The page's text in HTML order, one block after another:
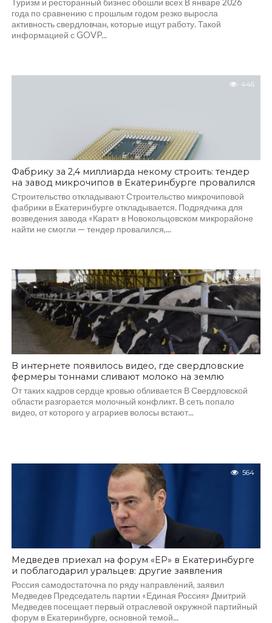
Туризм и ресторанный бизнес обошли всех В январе 2026
года по сравнению с прошлым годом резко выросла
активность свердловчан, которые ищут работу. Такой
информацией с GOVP...
446
Фабрику за 2,4 миллиарда некому строить: тендер
на завод микрочипов в Екатеринбурге провалился
Строительство откладывают Строительство микрочиповой
фабрики в Екатеринбурге откладывается. Подрядчика для
возведения завода «Карат» в Новокольцовском микрорайоне
найти не смогли — тендер провалился,...
616
В интернете появилось видео, где свердловские
фермеры тоннами сливают молоко на землю
От таких кадров сердце кровью обливается В Свердловской
области разгорается молочный конфликт. В сеть попало
видео, от которого у аграриев волосы встают...
564
Медведев приехал на форум «ЕР» в Екатеринбурге
и поблагодарил уральцев: другие заявления
Россия самодостаточна по ряду направлений, заявил
Медведев Председатель партии «Единая Россия» Дмитрий
Медведев посещает первый отраслевой окружной партийный
форум в Екатеринбурге, основной темой...